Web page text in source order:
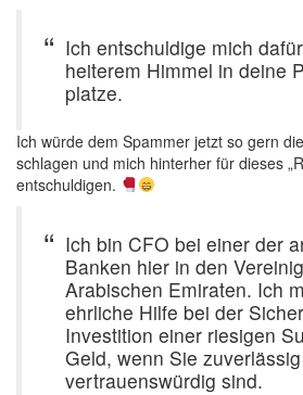
Ich entschuldige mich
heiterem Himmel in deine
platze.
Ich würde dem Spammer jetzt so gern
schlagen und mich hinterher für dieses
entschuldigen.
Ich bin CFO bei einer der
Banken hier in den
Arabischen Emiraten. Ich
ehrliche Hilfe bei der
Investition einer riesigen
Geld, wenn Sie
vertrauenswürdig sind.